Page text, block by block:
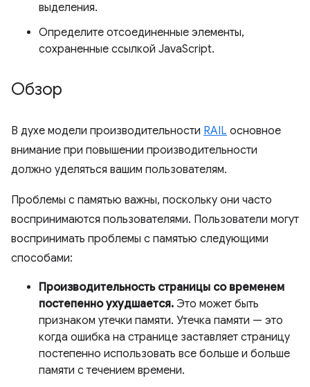
выделения.
Определите отсоединенные элементы,
сохраненные ссылкой JavaScript.
Обзор
В духе модели производительности RAIL основное
внимание при повышении производительности
должно уделяться вашим пользователям.
Проблемы с памятью важны, поскольку они часто
воспринимаются пользователями. Пользователи могут
воспринимать проблемы с памятью следующими
способами:
Производительность страницы со временем
постепенно ухудшается. Это может быть
признаком утечки памяти. Утечка памяти — это
когда ошибка на странице заставляет страницу
постепенно использовать все больше и больше
памяти с течением времени.